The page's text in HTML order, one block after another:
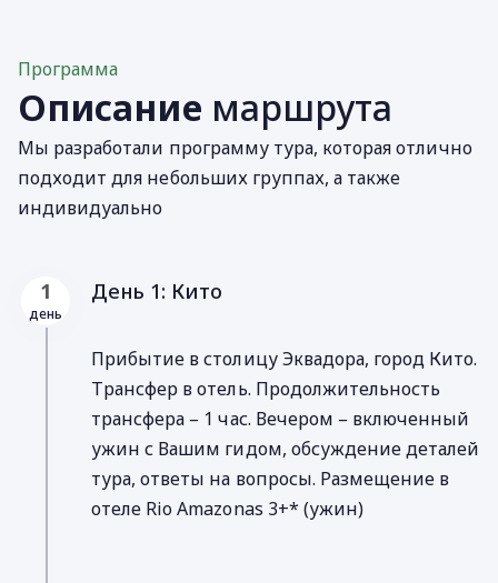
Программа
Описание маршрута
Мы разработали программу тура, которая отлично
подходит для небольших группах, а также
индивидуально
1
день
День 1: Кито
Прибытие в столицу Эквадора, город Кито.
Трансфер в отель. Продолжительность
трансфера – 1 час. Вечером – включенный
ужин с Вашим гидом, обсуждение деталей
тура, ответы на вопросы. Размещение в
отеле Rio Amazonas 3+* (ужин)